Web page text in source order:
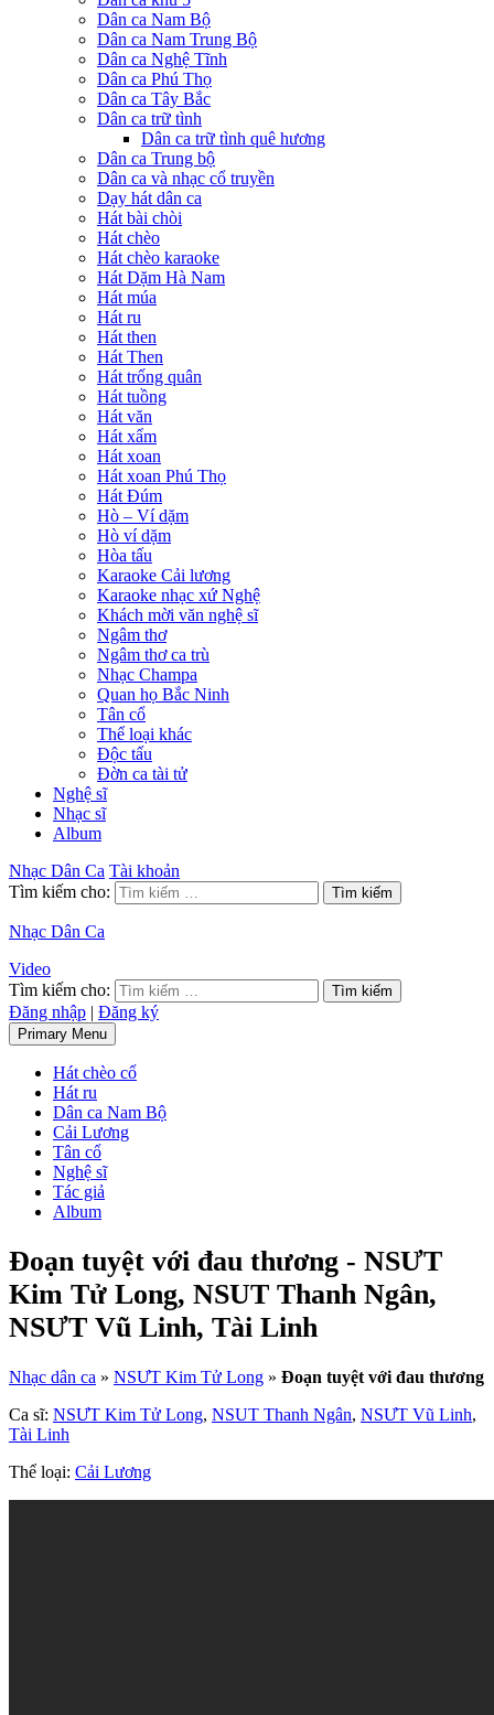
Dân ca Nam Bộ
Dân ca Nam Trung Bộ
Dân ca Nghệ Tĩnh
Dân ca Phú Thọ
Dân ca Tây Bắc
Dân ca trữ tình
Dân ca trữ tình quê hương
Dân ca Trung bộ
Dân ca và nhạc cổ truyền
Dạy hát dân ca
Hát bài chòi
Hát chèo
Hát chèo karaoke
Hát Dặm Hà Nam
Hát múa
Hát ru
Hát then
Hát Then
Hát trống quân
Hát tuồng
Hát văn
Hát xẩm
Hát xoan
Hát xoan Phú Thọ
Hát Đúm
Hò – Ví dặm
Hò ví dặm
Hòa tấu
Karaoke Cải lương
Karaoke nhạc xứ Nghệ
Khách mời văn nghệ sĩ
Ngâm thơ
Ngâm thơ ca trù
Nhạc Champa
Quan họ Bắc Ninh
Tân cổ
Thể loại khác
Độc tấu
Đờn ca tài tử
Nghệ sĩ
Nhạc sĩ
Album
Nhạc Dân Ca Tài khoản
Tìm kiếm cho:
Nhạc Dân Ca
Video
Tìm kiếm cho:
Đăng nhập | Đăng ký
Primary Menu
Hát chèo cổ
Hát ru
Dân ca Nam Bộ
Cải Lương
Tân cổ
Nghệ sĩ
Tác giả
Album
Đoạn tuyệt với đau thương - NSƯT
Kim Tử Long, NSUT Thanh Ngân,
NSƯT Vũ Linh, Tài Linh
Nhạc dân ca » NSƯT Kim Tử Long » Đoạn tuyệt với đau thương
Ca sĩ: NSƯT Kim Tử Long, NSUT Thanh Ngân, NSƯT Vũ Linh,
Tài Linh
Thể loại: Cải Lương